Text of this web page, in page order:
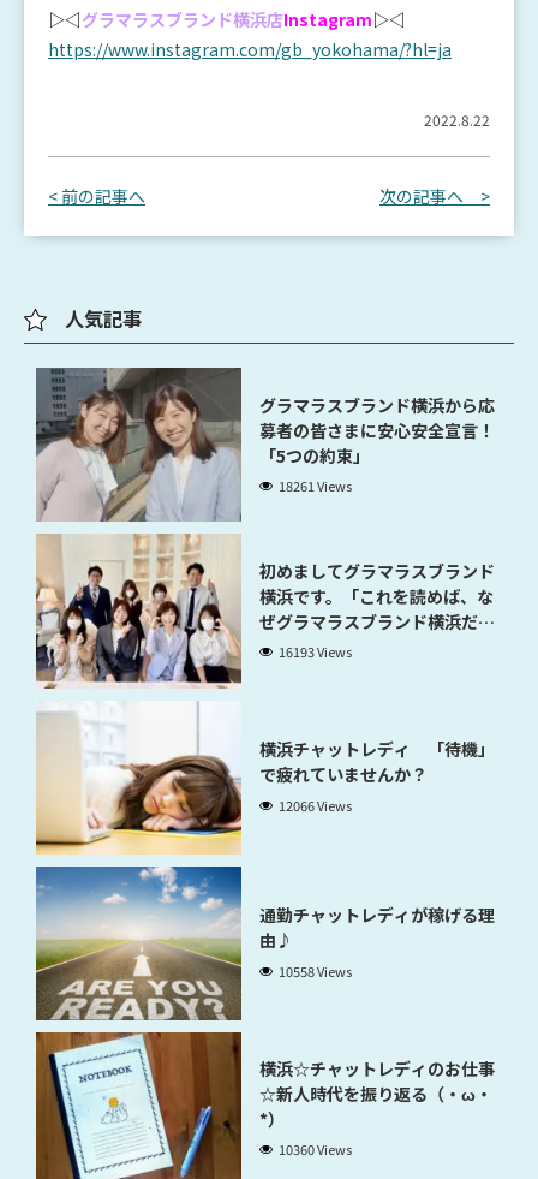
▷◁グラマラスブランド横浜店Instagram▷◁
https://www.instagram.com/gb_yokohama/?hl=ja
2022.8.22
< 前の記事へ 次の記事へ >
人気記事
グラマラスブランド横浜から応
募者の皆さまに安心安全宣言！
「5つの約束」
18261 Views
初めましてグラマラスブランド
横浜です。「これを読めば、な
ぜグラマラスブランド横浜だと
稼げるのかが分かります」
16193 Views
横浜チャットレディ 「待機」
で疲れていませんか？
12066 Views
通勤チャットレディが稼げる理
由♪
10558 Views
横浜☆チャットレディのお仕事
☆新人時代を振り返る（・ω・
*）
10360 Views